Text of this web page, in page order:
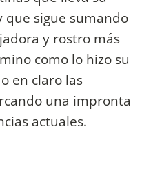
sigue sumando
y rostro más
como lo hizo su
en claro las
una impronta
actuales.